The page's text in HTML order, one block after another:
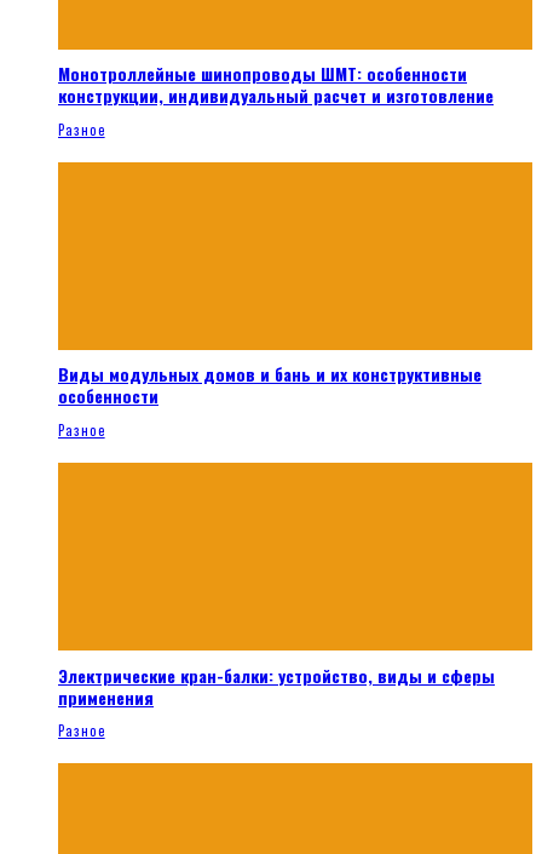
Монотроллейные шинопроводы ШМТ: особенности
конструкции, индивидуальный расчет и изготовление
Разное
Виды модульных домов и бань и их конструктивные
особенности
Разное
Электрические кран-балки: устройство, виды и сферы
применения
Разное